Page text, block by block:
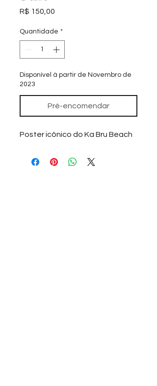
R$ 150,00
Quantidade *
Disponível à partir de Novembro de
2023
Pré-encomendar
Poster icônico do Ka Bru Beach